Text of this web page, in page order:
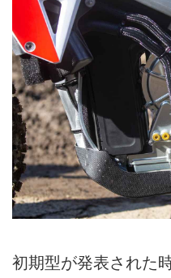
初期型が発表された